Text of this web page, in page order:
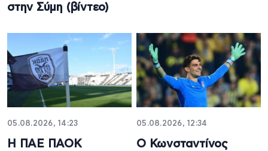
στην Σύμη (βίντεο)
05.08.2026, 14:23
Η ΠΑΕ ΠΑΟΚ
05.08.2026, 12:34
Ο Κωνσταντίνος